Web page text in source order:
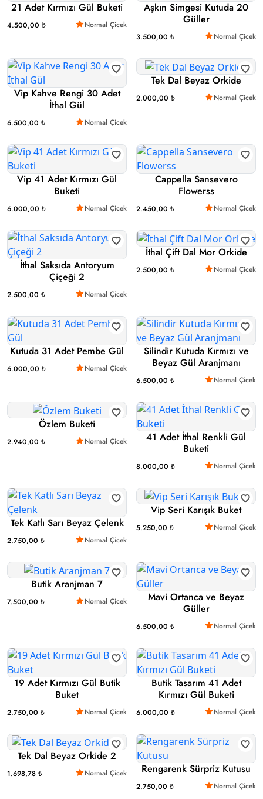
21 Adet Kırmızı Gül Buketi
4.500,00 ₺ Normal Çicek
Aşkın Simgesi Kutuda 20
Güller
3.500,00 ₺ Normal Çicek
Vip Kahve Rengi 30 Adet
İthal Gül
6.500,00 ₺ Normal Çicek
Tek Dal Beyaz Orkide
2.000,00 ₺ Normal Çicek
Vip 41 Adet Kırmızı Gül
Buketi
6.000,00 ₺ Normal Çicek
Cappella Sansevero
Flowerss
2.450,00 ₺ Normal Çicek
İthal Saksıda Antoryum
Çiçeği 2
2.500,00 ₺ Normal Çicek
İthal Çift Dal Mor Orkide
2.500,00 ₺ Normal Çicek
Kutuda 31 Adet Pembe Gül
6.000,00 ₺ Normal Çicek
Silindir Kutuda Kırmızı ve
Beyaz Gül Aranjmanı
6.500,00 ₺ Normal Çicek
Özlem Buketi
2.940,00 ₺ Normal Çicek
41 Adet İthal Renkli Gül
Buketi
8.000,00 ₺ Normal Çicek
Tek Katlı Sarı Beyaz Çelenk
2.750,00 ₺ Normal Çicek
Vip Seri Karışık Buket
5.250,00 ₺ Normal Çicek
Butik Aranjman 7
7.500,00 ₺ Normal Çicek
Mavi Ortanca ve Beyaz
Güller
6.500,00 ₺ Normal Çicek
19 Adet Kırmızı Gül Butik
Buket
2.750,00 ₺ Normal Çicek
Butik Tasarım 41 Adet
Kırmızı Gül Buketi
6.000,00 ₺ Normal Çicek
Tek Dal Beyaz Orkide 2
1.698,78 ₺ Normal Çicek Rengarenk Sürpriz Kutusu
2.750,00 ₺ Normal Çicek